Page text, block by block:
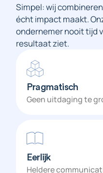
Simpel: wij
écht impact maakt.
ondernemer nooit tijd
resultaat ziet.
Pragmatisch
Geen uitdaging te
Eerlijk
Heldere